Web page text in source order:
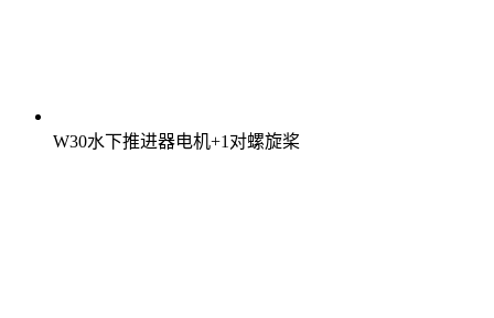
W30水下推进器电机+1对螺旋桨